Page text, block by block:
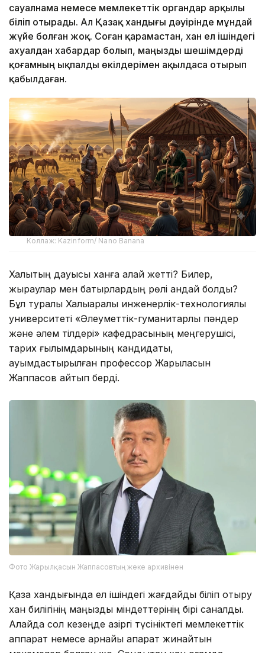
сауалнама немесе мемлекеттік органдар арқылы
біліп отырады. Ал Қазақ хандығы дәуірінде мұндай
жүйе болған жоқ. Соған қарамастан, хан ел ішіндегі
ахуалдан хабардар болып, маңызды шешімдерді
қоғамның ықпалды өкілдерімен ақылдаса отырып
қабылдаған.
Коллаж: Kazinform/ Nano Banana
Халықтың дауысы ханға қалай жетті? Билер,
жыраулар мен батырлардың рөлі қандай болды?
Бұл туралы Халықаралық инженерлік-технологиялық
университеті «Әлеуметтік-гуманитарлық пәндер
және әлем тілдері» кафедрасының меңгерушісі,
тарих ғылымдарының кандидаты,
қауымдастырылған профессор Жарылқасын
Жаппасов айтып берді.
Фото Жарылқасын Жаппасовтың жеке архивінен
Қазақ хандығында ел ішіндегі жағдайды біліп отыру
хан билігінің маңызды міндеттерінің бірі саналды.
Алайда сол кезеңде қазіргі түсініктегі мемлекеттік
аппарат немесе арнайы ақпарат жинайтын